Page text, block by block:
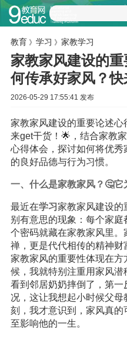
教育 》 学习 》 家教学习
家教家风建设的
何传承好家风？
2026-05-29 17:55:41 发布
家教家风建设的重要论述
来get干货！🌟，结合家教
心得体会，探讨如何将优
的良好品德与行为习惯。
一、什么是家教家风？🤔它
最近在学习家教家风建设的
别有意思的现象：每个家庭
个密码就藏在家教家风里
禅，更是代代相传的精神财
家教家风的重要性体现在
候，我就特别注重用家风
看到邻居奶奶摔倒了，第
况，这让我想起小时候父母
刻，我才意识到，家风真
至影响他的一生。